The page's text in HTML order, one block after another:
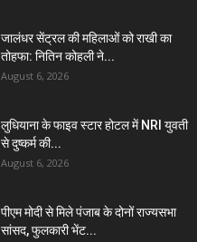
जालंधर सेंट्रल की महिलाओं को राखी का
तोहफा: नितिन कोहली ने...
August 6, 2026
लुधियाना के फाइव स्टार होटल में NRI युवती
से दुष्कर्म की...
August 6, 2026
पीएम मोदी से मिले पंजाब के दोनों राज्यसभा
सांसद, फुलकारी भेंट...